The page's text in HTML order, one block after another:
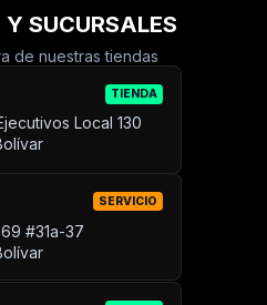
SUCURSALES
de nuestras tiendas
TIENDA
Local 130
SERVICIO
#31a-37